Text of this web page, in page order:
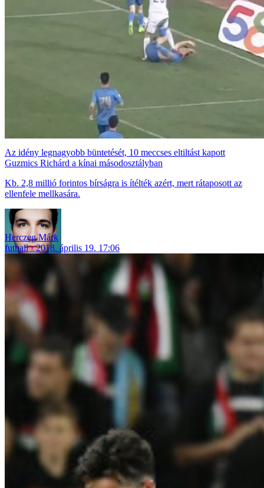
Az idény legnagyobb büntetését, 10 meccses eltiltást kapott
Guzmics Richárd a kínai másodosztályban
Kb. 2,8 millió forintos bírságra is ítélték azért, mert rátaposott az
ellenfele mellkasára.
Herczeg Márk
futball
2018. április 19. 17:06